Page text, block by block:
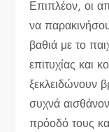
Επιπλέον, οι
να
βαθιά με το
επιτυχίας και
ξεκλειδώνουν
συχνά
πρόοδό τους